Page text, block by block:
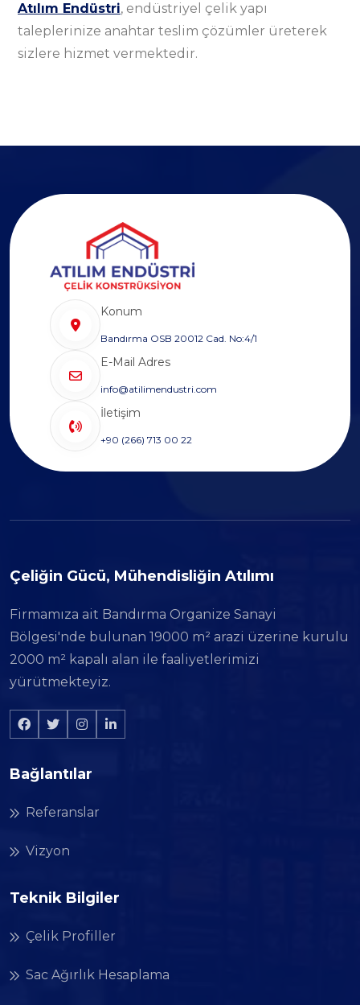
Atılım Endüstri, endüstriyel çelik yapı
taleplerinize anahtar teslim çözümler üreterek
sizlere hizmet vermektedir.
Konum
Bandırma OSB 20012 Cad. No:4/1
E-Mail Adres
info@atilimendustri.com
İletişim
+90 (266) 713 00 22
Çeliğin Gücü, Mühendisliğin Atılımı
Firmamıza ait Bandırma Organize Sanayi
Bölgesi'nde bulunan 19000 m² arazi üzerine kurulu
2000 m² kapalı alan ile faaliyetlerimizi
yürütmekteyiz.
Bağlantılar
Referanslar
Vizyon
Teknik Bilgiler
Çelik Profiller
Sac Ağırlık Hesaplama